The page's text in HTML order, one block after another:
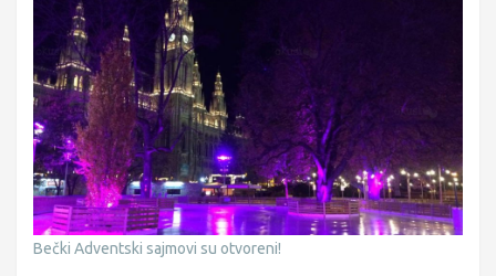
Bečki Adventski sajmovi su otvoreni!